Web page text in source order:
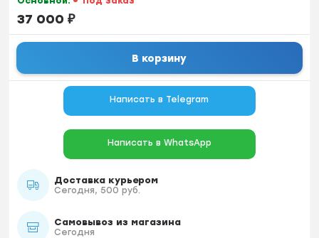
37 000 ₽
В корзину
Написать в Telegram
Написать в WhatsApp
Доставка курьером
Сегодня, 500 руб.
Самовывоз из магазина
Сегодня